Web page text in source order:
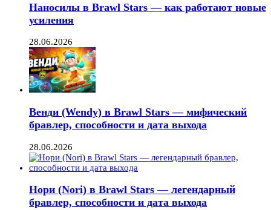
Наносилы в Brawl Stars — как работают новые
усиления
28.06.2026
Венди (Wendy) в Brawl Stars — мифический
бравлер, способности и дата выхода
28.06.2026
Нори (Nori) в Brawl Stars — легендарный
бравлер, способности и дата выхода